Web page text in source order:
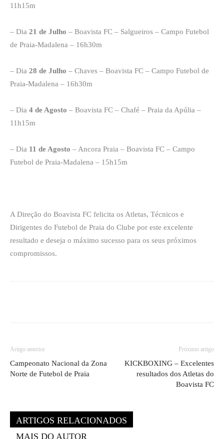
11h15m
– Dia 21 de Julho – Boavista FC – Salgueiros – Campo Futebol
de Praia-Madalena – 16h30m
– Dia 28 de Julho – Chaves – Boavista FC – Campo Futebol de
Praia-Madalena – 16h30m
– Dia 4 de Agosto – Boavista FC – Chafé – Praia da Apúlia –
11h15m
– Dia 11 de Agosto – Ancora Praia – Boavista FC – Campo
Futebol de Praia-Madalena – 15h15m
A Direção do Boavista FC felicita os Atletas, Técnicos e
Dirigentes do Futebol de Praia do Clube por este excelente
resultado e deseja o máximo sucesso para os seus próximos
compromissos.
Artigo anterior
Campeonato Nacional da Zona
Norte de Futebol de Praia
Próximo artigo
KICKBOXING – Excelentes
resultados dos Atletas do
Boavista FC
ARTIGOS RELACIONADOS
MAIS DO AUTOR